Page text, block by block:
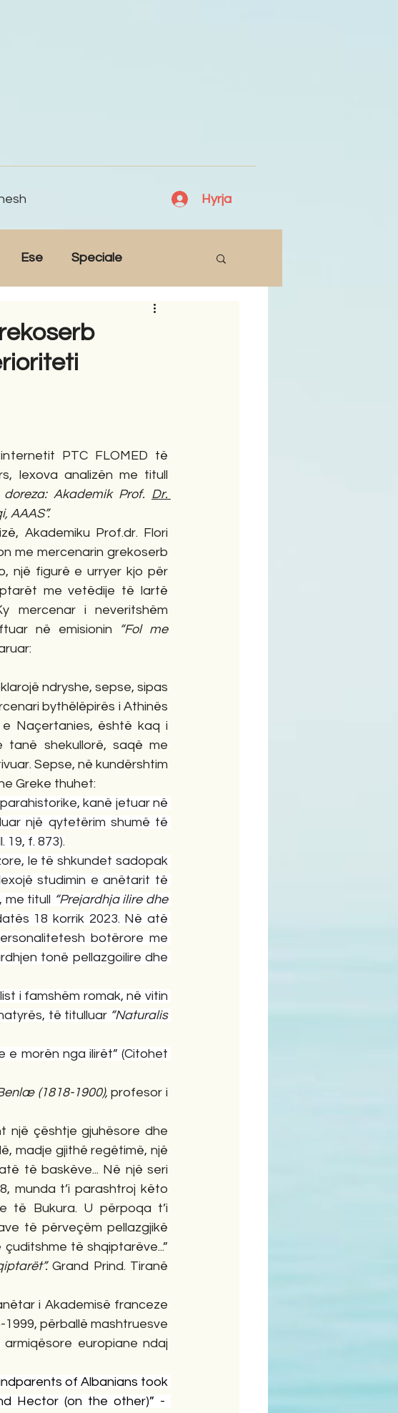
Hyrja
Ese Speciale
Përkthime
PTC FLOMED të
doreza: Akademik Prof. Dr.
AAAS”.
Akademiku Prof.dr. Flori
me mercenarin grekoserb
një figurë e urryer kjo për
me vetëdije të lartë
mercenar i neveritshëm
në emisionin
“Fol me
ndryshe, sepse, sipas
bythëlëpirës i Athinës
Naçertanies, është kaq i
tanë shekullorë, saqë me
Sepse, në kundërshtim
Greke thuhet:
kanë jetuar në
një qytetërim shumë të
19, f. 873).
le të shkundet sadopak
studimin e anëtarit të
me titull “Prejardhja ilire dhe
18 korrik 2023. Në atë
botërore me
tonë pellazgoilire dhe
i famshëm romak, në vitin
të titulluar “Naturalis
e morën nga ilirët” (Citohet
(1818-1900), profesor i
çështje gjuhësore dhe
madje gjithë regëtimë, një
të baskëve... Në një seri
munda t’i parashtroj këto
të Bukura. U përpoqa t’i
të përveçëm pellazgjikë
të shqiptarëve...”
Grand Prind. Tiranë
i Akademisë franceze
përballë mashtruesve
europiane ndaj
of Albanians took